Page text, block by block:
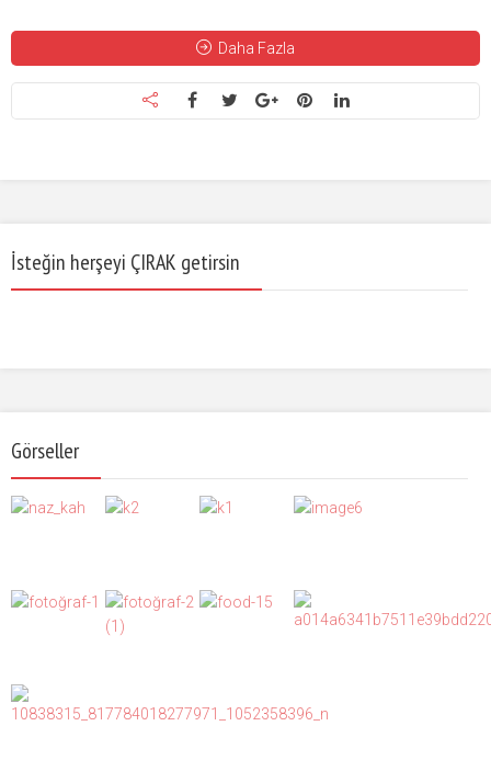
Daha Fazla
İsteğin herşeyi ÇIRAK getirsin
Görseller